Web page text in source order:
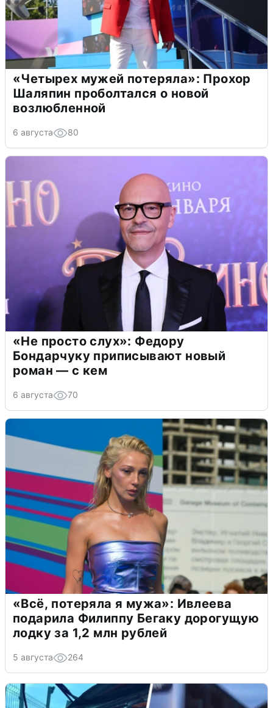
«Четырех мужей потеряла»: Прохор
Шаляпин проболтался о новой
возлюбленной
6 августа 80
«Не просто слух»: Федору
Бондарчуку приписывают новый
роман — с кем
6 августа 70
«Всё, потеряла я мужа»: Ивлеева
подарила Филиппу Бегаку дорогущую
лодку за 1,2 млн рублей
5 августа 264